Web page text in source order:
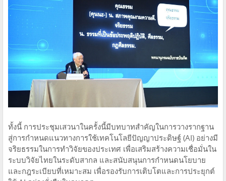
ทั้งนี้ การประชุมเสวนาในครั้งนี้มีบทบาทสำคัญในการวางรากฐาน
สู่การกำหนดแนวทางการใช้เทคโนโลยีปัญญาประดิษฐ์ (AI) อย่างมี
จริยธรรมในการทำวิจัยของประเทศ เพื่อเสริมสร้างความเชื่อมั่นใน
ระบบวิจัยไทยในระดับสากล และสนับสนุนการกำหนดนโยบาย
และกฎระเบียบที่เหมาะสม เพื่อรองรับการเติบโตและการประยุกต์